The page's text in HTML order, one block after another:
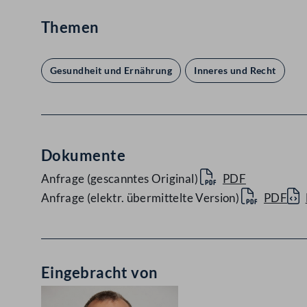
Themen
Gesundheit und Ernährung Inneres und Recht
Dokumente
Anfrage (gescanntes Original)
PDF
Anfrage (elektr. übermittelte Version)
PDF
Eingebracht von